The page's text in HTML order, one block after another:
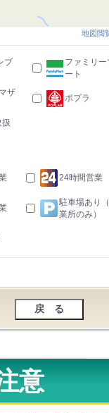
地図閲
ブ
ファミリー
ート
ザ
ポプラ
扱
24時間営業
駐車場あり
業所のみ）
意